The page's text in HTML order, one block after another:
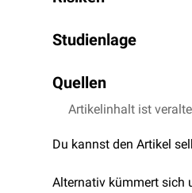
Schädigung des
Studienlage
Apnoe-Episoden sowie
Therapie zeigt eine
sodass höhere BMI-
Quellen
AWMF - Teil-
registry
, Sleep
Artikelinhalt ist
Du kannst den Artikel
Alternativ kümmert sich